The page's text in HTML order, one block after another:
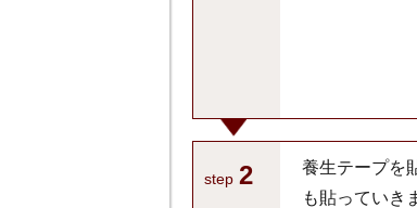
step 2
養生テープを
も貼っていき